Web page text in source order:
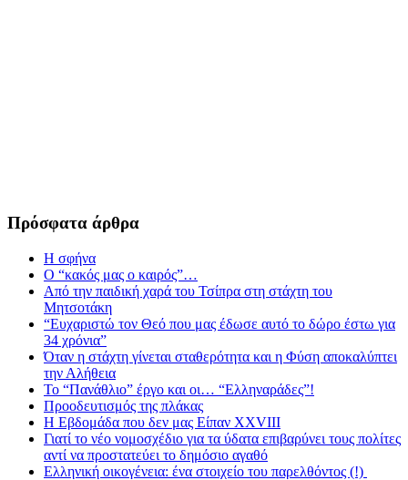
Πρόσφατα άρθρα
Η σφήνα
Ο “κακός μας ο καιρός”…
Από την παιδική χαρά του Τσίπρα στη στάχτη του
Μητσοτάκη
“Ευχαριστώ τον Θεό που μας έδωσε αυτό το δώρο έστω για
34 χρόνια”
Όταν η στάχτη γίνεται σταθερότητα και η Φύση αποκαλύπτει
την Αλήθεια
Το “Πανάθλιο” έργο και οι… “Ελληναράδες”!
Προοδευτισμός της πλάκας
Η Εβδομάδα που δεν μας Είπαν XXVIII
Γιατί το νέο νομοσχέδιο για τα ύδατα επιβαρύνει τους πολίτες
αντί να προστατεύει το δημόσιο αγαθό
Ελληνική οικογένεια: ένα στοιχείο του παρελθόντος (!)